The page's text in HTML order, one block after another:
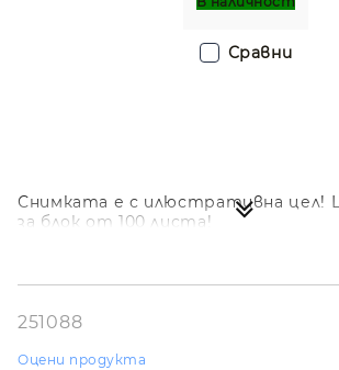
Снимката е с илюстративна цел!
за блок от 100 листа!
251088
Оцени продукта
Сравни